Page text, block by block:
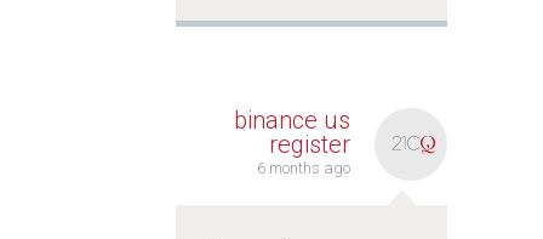
binance us
register
6 months ago